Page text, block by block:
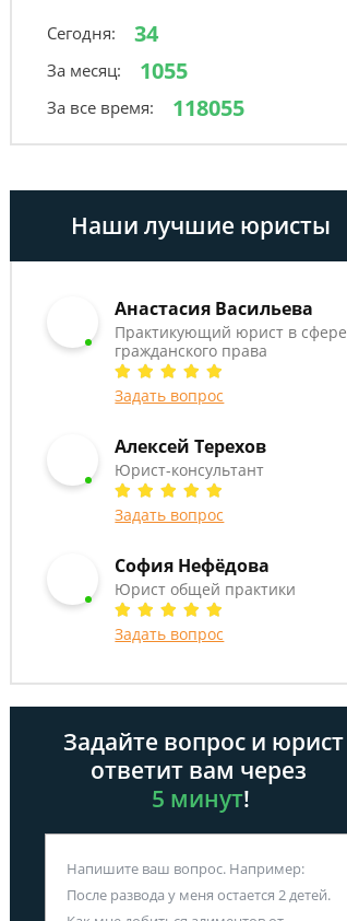
Сегодня: 34
За месяц: 1055
За все время: 118055
Наши лучшие юристы
Анастасия Васильева
Практикующий юрист в сфере
гражданского права
Задать вопрос
Алексей Терехов
Юрист-консультант
Задать вопрос
София Нефёдова
Юрист общей практики
Задать вопрос
Задайте вопрос и юрист
ответит вам через
5 минут!